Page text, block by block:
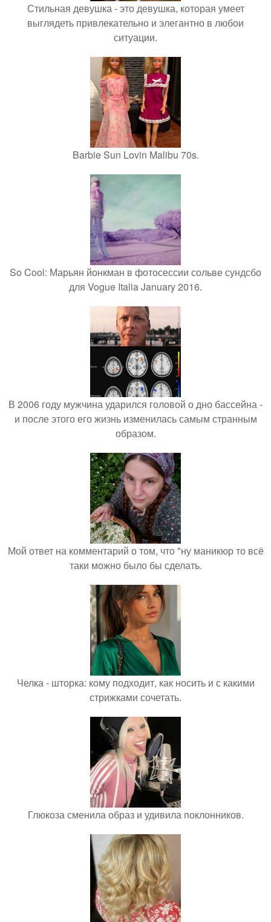
Стильная девушка - это девушка, которая умеет
выглядеть привлекательно и элегантно в любои
ситуации.
Barbie Sun Lovin Malibu 70s.
So Cool: Марьян йонкман в фотосессии сольве сундсбо
для Vogue Italia January 2016.
В 2006 году мужчина ударился головой о дно бассейна -
и после этого его жизнь изменилась самым странным
образом.
Мой ответ на комментарий о том, что "ну маникюр то всё
таки можно было бы сделать.
Челка - шторка: кому подходит, как носить и с какими
стрижками сочетать.
Глюкоза сменила образ и удивила поклонников.